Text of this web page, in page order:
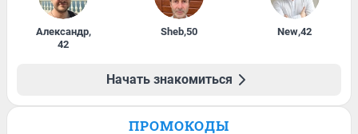
Александр,
42
Sheb,50 New,42
Начать знакомиться
ПРОМОКОДЫ